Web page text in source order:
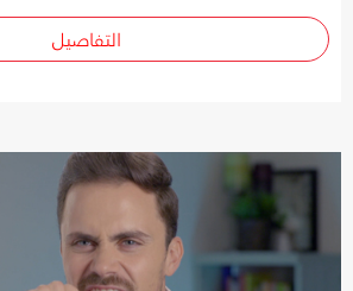
التفاصيل